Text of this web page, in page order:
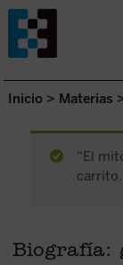
Saltar al contenido.
Inicio > Materias
“El
carrito.
Biografía: